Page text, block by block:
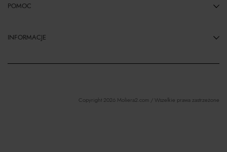
POMOC
INFORMACJE
Copyright 2026 Moliera2.com / Wszelkie prawa zastrzeżone